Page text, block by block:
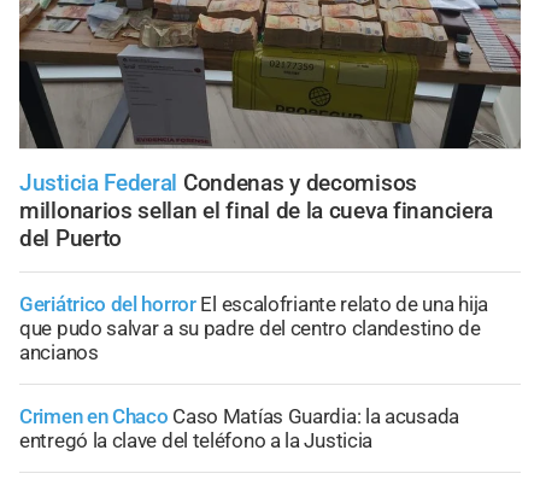
Justicia Federal Condenas y decomisos
millonarios sellan el final de la cueva financiera
del Puerto
Geriátrico del horror El escalofriante relato de una hija
que pudo salvar a su padre del centro clandestino de
ancianos
Crimen en Chaco Caso Matías Guardia: la acusada
entregó la clave del teléfono a la Justicia